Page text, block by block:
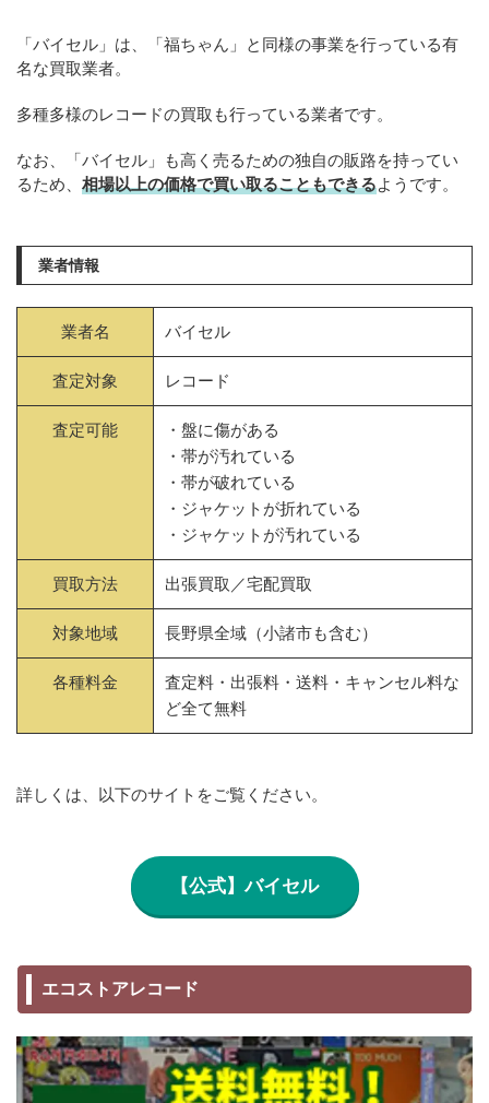
「バイセル」は、「福ちゃん」と同様の事業を行っている有
名な買取業者。
多種多様のレコードの買取も行っている業者です。
なお、「バイセル」も高く売るための独自の販路を持ってい
るため、 相場以上の価格で買い取ることもできるようです。
業者情報
業者名 バイセル
査定対象 レコード
査定可能
・盤に傷がある
・帯が汚れている
・帯が破れている
・ジャケットが折れている
・ジャケットが汚れている
買取方法 出張買取／宅配買取
対象地域 長野県全域（小諸市も含む）
各種料金
査定料・出張料・送料・キャンセル料な
ど全て無料
詳しくは、以下のサイトをご覧ください。
【公式】バイセル
エコストアレコード